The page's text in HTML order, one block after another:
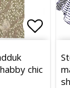
chic